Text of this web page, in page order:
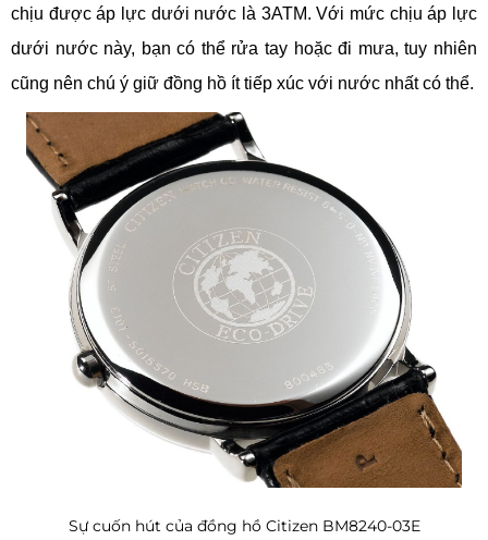
chịu được áp lực dưới nước là 3ATM. Với mức chịu áp lực
dưới nước này, bạn có thể rửa tay hoặc đi mưa, tuy nhiên
cũng nên chú ý giữ đồng hồ ít tiếp xúc với nước nhất có thể.
Sự cuốn hút của đồng hồ Citizen BM8240-03E